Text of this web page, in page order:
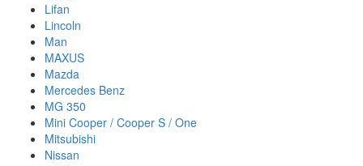
Lifan
Lincoln
Man
MAXUS
Mazda
Mercedes Benz
MG 350
Mini Cooper / Cooper S / One
Mitsubishi
Nissan